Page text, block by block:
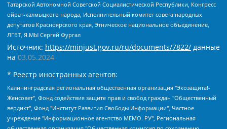
Татарской Автономной Советской Социалистической Республики, Конгресс
ойрат-калмыцкого народа, Исполнительный комитет совета народных
депутатов Красноярского края, Этническое национальное объединение,
ЛГБТ, Я.МЫ Сергей Фургал
Источник: https://minjust.gov.ru/ru/documents/7822/ данные
на 03.05.2024
* Реестр иностранных агентов:
Калининградская региональная общественная организация "Экозащита!-Женсовет", Фонд содействия защите прав и свобод граждан "Общественный вердикт", Фонд "Институт Развития Свободы Информации", Частное учреждение "Информационное агентство МЕМО. РУ", Региональная общественная организация "Общественная комиссия по сохранению наследия академика Сахарова", Фонд поддержки свободы прессы, Санкт-Петербургская общественная правозащитная организация "Гражданский контроль", Межрегиональная общественная организация "Информационно-просветительский центр "Мемориал", Региональный Фонд "Центр Защиты Прав Средств Массовой Информации", с 05.12.2023 Фонд "Центр Защиты Прав Средств массовой информации", Региональная общественная благотворительная организация помощи беженцам и мигрантам "Гражданское содействие", Негосударственное образовательное учреждение дополнительного профессионального образования (повышение квалификации) специалистов "АКАДЕМИЯ ПО ПРАВАМ ЧЕЛОВЕКА", Свердловская региональная общественная организация "Сутяжник", Автономная некоммерческая организация "Центр независимых социологических исследований", Союз общественных объединений "Российский исследовательский центр по правам человека", Региональное общественное учреждение научно-информационный центр "МЕМОРИАЛ", Некоммерческая организация "Фонд защиты гласности", Автономная некоммерческая организация "Институт прав человека", Городская общественная организация "Екатеринбургское общество "МЕМОРИАЛ", Городская общественная организация "Рязанское историко-просветительское и правозащитное общество "Мемориал" (Рязанский Мемориал), Челябинский региональный орган общественной самодеятельности – женское общественное объединение "Женщины Евразии", Челябинский региональный орган общественной самодеятельности "Уральская правозащитная группа", Фонд содействия защите здоровья и социальной справедливости имени Андрея Рылькова, Автономная Некоммерческая Организация "Аналитический Центр Юрия Левады", Автономная некоммерческая организация социальной поддержки населения "Проект Апрель", Региональная общественная организация помощи женщинам и детям, находящимся в кризисной ситуации "Информационно-методический центр "Анна", Фонд содействия развитию массовых коммуникаций и правовому просвещению "Так-так-Так", Фонд содействия устойчивому развитию "Серебряная тайга", Свердловский региональный общественный фонд социальных проектов "Новое время", "Idel.Реалии", Кавказ.Реалии, Крым.Реалии, Телеканал Настоящее Время, Татаро-башкирская служба Радио Свобода (Azatliq Radiosi), Радио Свободная Европа/Радио Свобода (PCE/PC), "Сибирь.Реалии", "Фактограф", Благотворительный фонд помощи осужденным и их семьям, Автономная некоммерческая организация "Институт глобализации и социальных движений", Фонд "В защиту прав заключенных", Частное учреждение "Центр поддержки и содействия развитию средств массовой информации", Пензенский региональный общественный благотворительный фонд "Гражданский союз", "Север.Реалии", Некоммерческая организация Фонд "Правовая инициатива", Общество с ограниченной ответственностью "Радио Свободная Европа/Радио Свобода", Чешское информационное агентство "MEDIUM-ORIENT", Красноярская региональная общественная организация "Мы против СПИДа", Камалягин Денис Николаевич, Маркелов Сергей Евгеньевич, Пономарев Лев Александрович, Савицкая Людмила Алексеевна, Автономная некоммерческая организация "Центр по работе с проблемой насилия "НАСИЛИЮ.НЕТ", Межрегиональный профессиональный союз работников здравоохранения "Альянс врачей", Юридическое лицо, зарегистрированное в Латвийской Республике, SIA "Medusa Project" (регистрационный номер 40103797863, дата регистрации 10.06.2014), Некоммерческая организация "Фонд по борьбе с коррупцией", Автономная некоммерческая организация "Институт права и публичной политики", Баданин Роман Сергеевич, Гликин Максим Александрович, Железнова Мария Михайловна, Лукьянова Юлия Сергеевна, Маетная Елизавета Витальевна, Маняхин Петр Борисович, Чуракова Ольга Владимировна, Ярош Юлия Петровна, Юридическое лицо "The Insider SIA", зарегистрированное в Риге, Латвийская Республика (дата регистрации 26.06.2015), являющееся администратором доменного имени интернет-издания "The Insider SIA", https://theins.ru, Постернак Алексей Евгеньевич, Рубин Михаил Аркадьевич, Анин Роман Александрович, Юридическое лицо Istories fonds, зарегистрированное в Латвийской Республике (регистрационный номер 50008295751, дата регистрации 24.02.2020), Великовский Дмитрий Александрович, Долинина Ирина Николаевна, Мароховская Алеся Алексеевна, Шлейнов Роман Юрьевич, Шмагун Олеся Валентиновна, Общество с ограниченной ответственностью "Альтаир 2021", Общество с ограниченной ответственностью "Вега 2021", Общество с ограниченной ответственностью "Главный редактор 2021", Общество с ограниченной ответственностью "Ромашки монолит", Важенков Артем Валерьевич, Ивановская областная общественная организация "Центр гендерных исследований", Гурман Юрий Альбертович, Медиапроект "ОВД-Инфо", Егоров Владимир Владимирович, Жилинский Владимир Александрович, Общество с ограниченной ответственностью "ЗП", Иванова София Юрьевна, Карезина Инна Павловна, Кильтау Екатерина Викторовна, Петров Алексей Викторович, Пискунов Сергей Евгеньевич, Смирнов Сергей Сергеевич, Тихонов Михаил Сергеевич, Общество с ограниченной ответственностью "ЖУРНАЛИСТ-ИНОСТРАННЫЙ АГЕНТ", Арапова Галина Юрьевна, Вольтская Татьяна Анатольевна, Американская компания "Mason G.E.S. Anonymous Foundation" (США), являющаяся владельцем интернет-издания https://mnews.world/, Компания "Stichting Bellingcat", зарегистрированная в Нидерландах (дата регистрации 11.07.2018), Захаров Андрей Вячеславович, Клепиковская Екатерина Дмитриевна, Общество с ограниченной ответственностью "МЕМО", Перл Роман Александрович, Симонов Евгений Алексеевич, Соловьева Елена Анатольевна, Сотников Даниил Владимирович, Сурначева Елизавета Дмитриевна, Автономная некоммерческая организация по защите прав человека и информированию населения "Якутия – Наше Мнение", Общество с ограниченной ответственностью "Москоу диджитал медиа", с 26.01.2023 Общество с ограниченной ответственностью "Чайка Белые сады", Ветошкина Валерия Валерьевна, Заговора Максим Александрович, Межрегиональное общественное движение "Российская ЛГБТ - сеть", Оленичев Максим Владимирович, Павлов Иван Юрьевич, Скворцова Елена Сергеевна, Общество с ограниченной ответственностью "Как бы инагент", Кочетков Игорь Викторович, Общество с ограниченной ответственностью "Честные выборы", Еланчик Олег Александрович, Общество с ограниченной ответственностью "Нобелевский призыв", Гималова Регина Эмилевна, Григорьев Андрей Валерьевич, Григорьева Алина Александровна, Ассоциация по содействию защите прав призывников, альтернативнослужащих и военнослужащих "Правозащитная группа "Гражданин.Армия.Право", Хисамова Регина Фаритовна, Автономная некоммерческая организация по реализации социально-правовых программ "Лилит", Дальневосточное общественное движение "Маяк", Санкт-Петербургская ЛГБТ-инициативная группа "Выход", Инициативная группа ЛГБТ+ "Реверс", Алексеев Андрей Викторович, Бекбулатова Таисия Львовна, Беляев Иван Михайлович, Владыкина Елена Сергеевна, Гельман Марат Александрович, Никульшина Вероника Юрьевна, Толоконникова Надежда Андреевна, Шендерович Виктор Анатольевич, Общество с ограниченной ответственностью "Данное сообщение", Общество с ограниченной ответственностью Издательский дом "Новая глава", Айнбиндер Александра Александровна, Московский комьюнити-центр для ЛГБТ+инициатив, Благотворительный фонд развития филантропии, Deutsche Welle (Германия, Kurt-Schumacher-Strasse 3, 53113 Bonn), Борзунова Мария Михайловна, Воробьев Виктор Викторович, Голубева Анна Львовна, Константинова Алла Михайловна, Малкова Ирина Владимировна, Мурадов Мурад Абдулгалимович, Осетинская Елизавета Николаевна, Понасенков Евгений Николаевич, Ганапольский Матвей Юрьевич, Киселев Евгений Алексеевич, Борухович Ирина Григорьевна, Дремин Иван Тимофеевич, Дубровский Дмитрий Викторович, Красноярская региональная общественная организация поддержки и развития альтернативных образовательных технологий и межкультурных коммуникаций "ИНТЕРРА", Маяковская Екатерина Алексеевна, Фейгин Марк Захарович, Филимонов Андрей Викторович, Дзугкоева Регина Николаевна, Доброхотов Роман Александрович, Дудь Юрий Александрович, Елкин Сергей Владимирович, Кругликов Кирилл Игоревич, Сабунаева Мария Леонидовна, Семенов Алексей Владимирович, Шаинян Карен Багратович, Шульман Екатерина Михайловна, Асафьев Артур Валерьевич, Вахштайн Виктор Семенович, Венедиктов Алексей Алексеевич, Лушникова Екатерина Евгеньевна, Волков Леонид Михайлович, Невзоров Александр Глебович, Пархоменко Сергей Борисович, Сироткин Ярослав Николаевич, Кара-Мурза Владимир Владимирович, Баранова Наталья Владимировна, Гозман Леонид Яковлевич, Кагарлицкий Борис Юльевич, Климарев Михаил Валерьевич, Милов Владимир Станиславович, Автономная некоммерческая организация Краснодарский центр современного искусства "Типография", Моргенштерн Алишер Тагирович, Соболь Любовь Эдуардовна, Общество с ограниченной ответственностью "ЛИЗА НОРМ", Каспаров Гарри Кимович, Ходорковский Михаил Борисович, Общество с ограниченной ответственностью "Апрельские тезисы", Данилович Ирина Брониславовна, Кашин Олег Владимирович, Петров Николай Владимирович, Пивоваров Алексей Владимирович, Соколов Михаил Владимирович, Цветкова Юлия Владимировна, Чичваркин Евгений Александрович, Комитет против пыток/Команда против пыток, Общество с ограниченной ответственностью "Первый научный", Общество с ограниченной ответственностью "Вертолет и ко", Белоцерковская Вероника Борисовна, Кац Максим Евгеньевич, Лазарева Татьяна Юрьевна, Шаведдинов Руслан Табризович, Яшин Илья Валерьевич, Общество с ограниченной ответственностью "Иноагент ААВ", Алешковский Дмитрий Петрович, Альбац Евгения Марковна, Быков Дмитрий Львович, Галямина Юлия Евгеньевна, Лойко Сергей Леонидович, Мартынов Кирилл Константинович, Медведев Сергей Александрович, Крашенинников Федор Геннадиевич, Гордеева Катерина Вл